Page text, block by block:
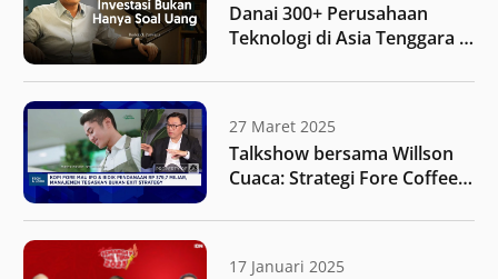
Danai 300+ Perusahaan
Teknologi di Asia Tenggara –
Endgame #235
27 Maret 2025
Talkshow bersama Willson
Cuaca: Strategi Fore Coffee
bisnis setelah melantai di
17 Januari 2025